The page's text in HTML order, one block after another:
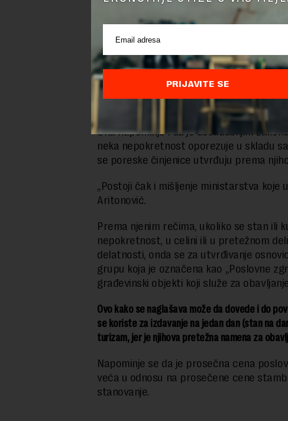
To, kako naglašava Aritonović, znači da
delatnosti koriste prosečne cene koje
prosečne cene koje važe za stanove.
„Ovo može biti drastično u opštinama, odnosno
prosečne cene poslovnog prostora znatno
(što je slučaj u opštini Novi Beograd)“,
Ona napominje i da je dosadašnjim
neka nepokretnost oporezuje u skladu
se poreske činjenice utvrđuju prema
„Postoji čak i mišljenje ministarstva koje
Aritonović.
Prema njenim rečima, ukoliko se stan ili
nepokretnost, u celini ili u pretežnom
delatnosti, onda se za utvrđivanje
grupu koja je označena kao „Poslovne
građevinski objekti koji služe za
Ovo kako se naglašava može da dovede i do
se koriste za izdavanje na jedan dan (stan na
turizam, jer je njihova pretežna namena za
Napominje se da je prosečna cena
veća u odnosu na prosečene cene
stanovanje.
PRIJAVITE SE